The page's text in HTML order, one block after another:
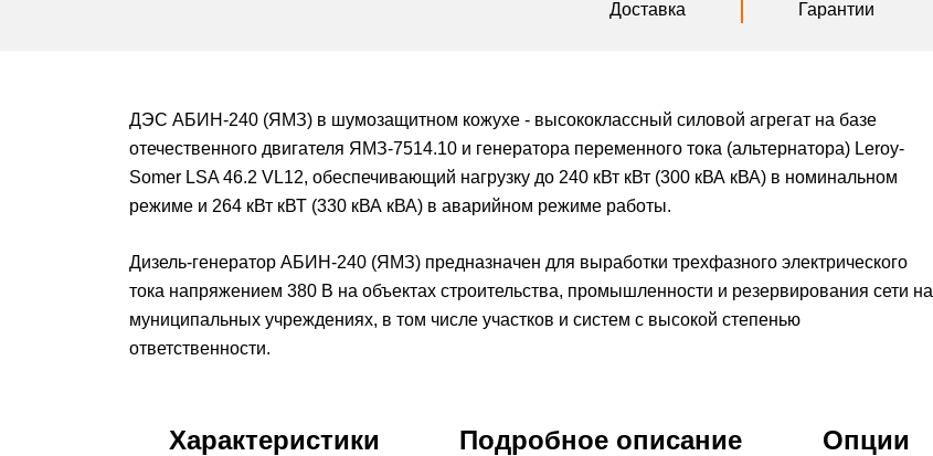
Доставка Гарантии
ДЭС АБИН-240 (ЯМЗ) в шумозащитном кожухе - высококлассный силовой агрегат на базе
отечественного двигателя ЯМЗ-7514.10 и генератора переменного тока (альтернатора) Leroy-
Somer LSA 46.2 VL12, обеспечивающий нагрузку до 240 кВт кВт (300 кВА кВА) в номинальном
режиме и 264 кВт кВТ (330 кВА кВА) в аварийном режиме работы.
Дизель-генератор АБИН-240 (ЯМЗ) предназначен для выработки трехфазного электрического
тока напряжением 380 В на объектах строительства, промышленности и резервирования сети на
муниципальных учреждениях, в том числе участков и систем с высокой степенью
ответственности.
Характеристики Подробное описание Опции